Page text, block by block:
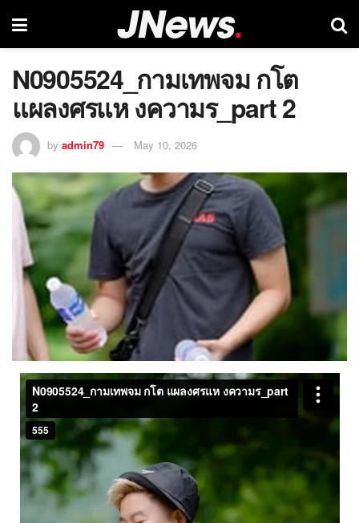
N0905524_กามเทพจม กโต
แผลงศรแห งความร_part 2
by admin79 May 10, 2026